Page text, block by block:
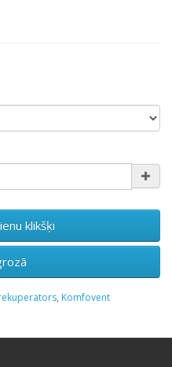
klikšķi
, Komfovent